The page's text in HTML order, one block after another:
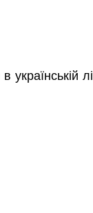
в українській